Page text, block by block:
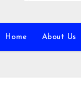
Home About Us